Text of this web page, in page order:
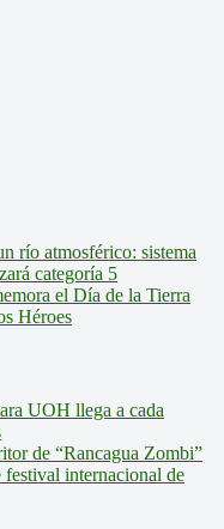
río atmosférico: sistema
categoría 5
el Día de la Tierra
Héroes
UOH llega a cada
de “Rancagua Zombi”
internacional de